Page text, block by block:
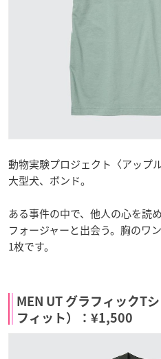
動物実験プロジェクト〈アップ
大型犬、ボンド。
ある事件の中で、他人の心を読
フォージャーと出会う。胸のワ
1枚です。
MEN UT グラフィックT
フィット）：¥1,500